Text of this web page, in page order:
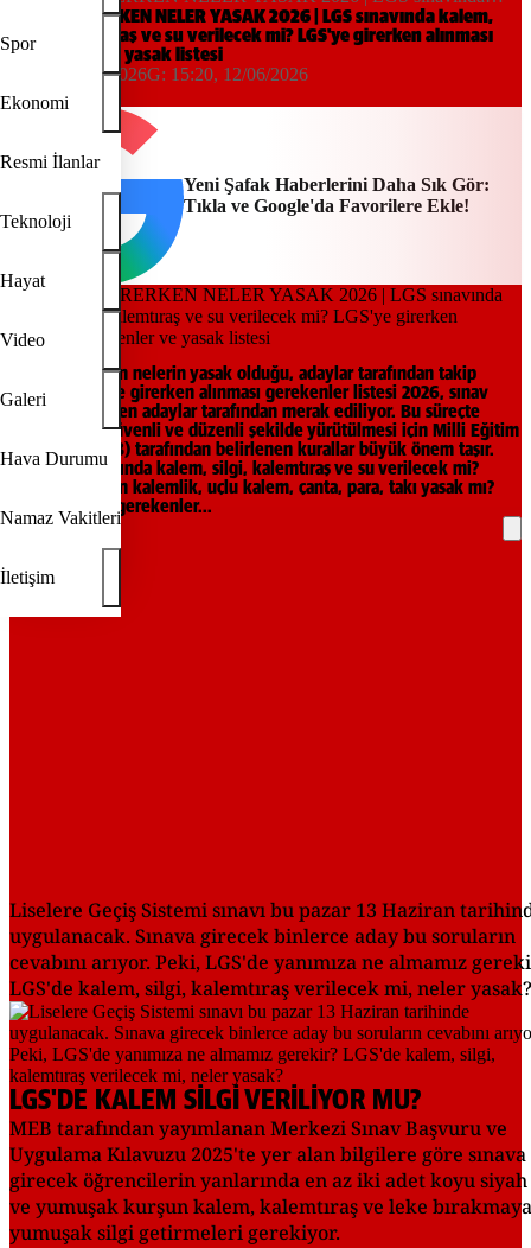
Spor
Ekonomi
Resmi İlanlar
Teknoloji
Hayat
Video
Galeri
Hava Durumu
Namaz Vakitleri
İletişim
kalem, silgi, kalemtıraş ve su verilecek mi? LGS'ye girerken
alınması gerekenler ve yasak listesi
LGS'YE GİRERKEN NELER YASAK 2026 | LGS sınavında kalem,
silgi, kalemtıraş ve su verilecek mi? LGS'ye girerken alınması
gerekenler ve yasak listesi
15:20, 12/06/2026G: 15:20, 12/06/2026
Yeni Şafak
Yeni Şafak Haberlerini Daha Sık Gör:
Tıkla ve Google'da Favorilere Ekle!
LGS'ye girerken nelerin yasak olduğu, adaylar tarafından takip
ediliyor. LGS'ye girerken alınması gerekenler listesi 2026, sınav
günü yaklaşırken adaylar tarafından merak ediliyor. Bu süreçte
sınavın adil, güvenli ve düzenli şekilde yürütülmesi için Milli Eğitim
Bakanlığı (MEB) tarafından belirlenen kurallar büyük önem taşır.
Peki LGS sınavında kalem, silgi, kalemtıraş ve su verilecek mi?
LGS'ye girerken kalemlik, uçlu kalem, çanta, para, takı yasak mı?
İşte sınav için gerekenler...
REKLAM
Liselere Geçiş Sistemi sınavı bu pazar 13 Haziran
uygulanacak. Sınava girecek binlerce aday bu soruların
cevabını arıyor. Peki, LGS'de yanımıza ne almamız
LGS'de kalem, silgi, kalemtıraş verilecek mi, neler yasak?
LGS'DE KALEM SİLGİ VERİLİYOR MU?
MEB tarafından yayımlanan Merkezi Sınav Başvuru ve
Uygulama Kılavuzu 2025'te yer alan bilgilere göre sınava
girecek öğrencilerin yanlarında en az iki adet koyu siyah
ve yumuşak kurşun kalem, kalemtıraş ve leke
yumuşak silgi getirmeleri gerekiyor.